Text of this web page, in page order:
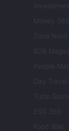
Money 365
Zona Nerd
B2B
People
Day Travel
Tutto
ESG 365
Food Wiki